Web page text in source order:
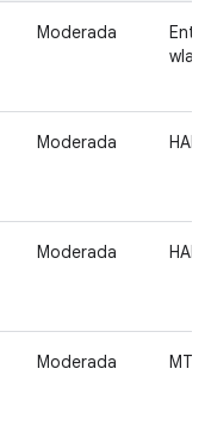
Moderada
Moderada HAL
Moderada HAL
Moderada MTK